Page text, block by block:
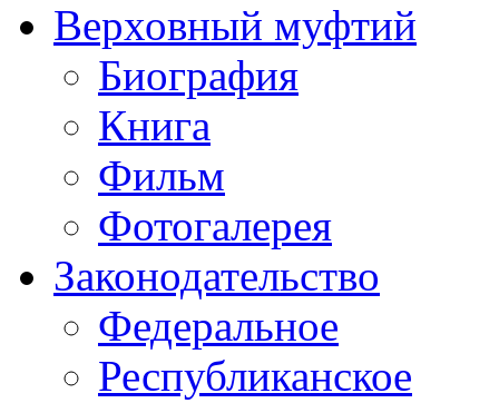
Верховный муфтий
Биография
Книга
Фильм
Фотогалерея
Законодательство
Федеральное
Республиканское